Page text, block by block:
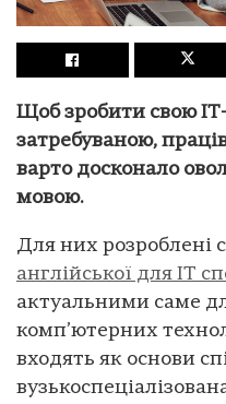
Щоб зробити свою
затребуваною,
варто досконало
мовою.
Для них розроблені
англійської для IT
актуальними саме
комп’ютерних
входять як основи